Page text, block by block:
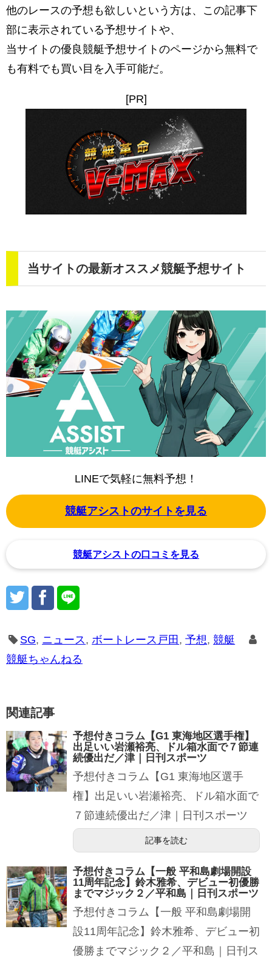
他のレースの予想も欲しいという方は、この記事下
部に表示されている予想サイトや、
当サイトの優良競艇予想サイトのページから無料で
も有料でも買い目を入手可能だ。
[PR]
当サイトの最新オススメ競艇予想サイト
LINEで気軽に無料予想！
競艇アシストのサイトを見る
競艇アシストの口コミを見る
SG, ニュース , ボートレース戸田 ,予想,競艇
競艇ちゃんねる
関連記事
予想付きコラム【G1 東海地区選手権】
出足いい岩瀬裕亮、ドル箱水面で７節連
続優出だ／津｜日刊スポーツ
予想付きコラム【G1 東海地区選手
権】出足いい岩瀬裕亮、ドル箱水面で
７節連続優出だ／津｜日刊スポーツ
記事を読む
予想付きコラム【一般 平和島劇場開設
11周年記念】鈴木雅希、デビュー初優勝
までマジック２／平和島｜日刊スポーツ
予想付きコラム【一般 平和島劇場開
設11周年記念】鈴木雅希、デビュー初
優勝までマジック２／平和島｜日刊ス